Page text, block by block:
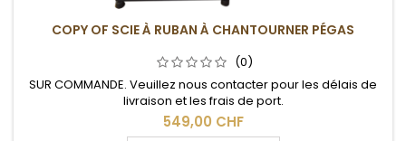
COPY OF SCIE À RUBAN À CHANTOURNER PÉGAS
(0)
SUR COMMANDE. Veuillez nous contacter pour les délais de
livraison et les frais de port.
549,00 CHF